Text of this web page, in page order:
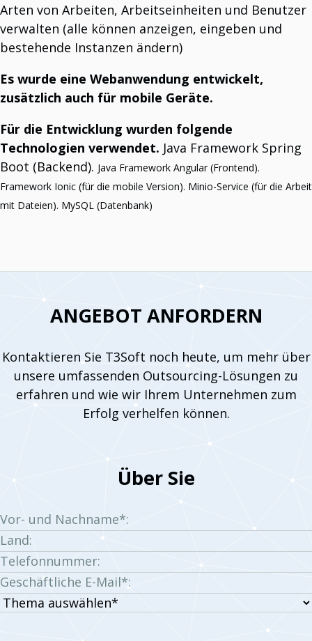
OTHER
T3 CB
T3 GM
Torverwaltungssoftware
T3 Fieldwork Monitoring
Betreiben Sie Ihr Museum mit nur einem Klick.
T3Soft Smart Systems
Entdecken Sie die Welt der Smart-System-Lösungen.
Künstliche Intelligenz
Transformieren Sie Ihr Unternehmen mit den KI-Lösungen von T3Soft.
T3 Gebäude
Ihr Tool für Immobilienverwaltung.
T3 WiFi Manager
Arten von Arbeiten, Arbeitseinheiten und Benutzer
verwalten (alle können anzeigen, eingeben und
bestehende Instanzen ändern)
Es wurde eine Webanwendung entwickelt,
zusätzlich auch für mobile Geräte.
Für die Entwicklung wurden folgende
Technologien verwendet. Java Framework Spring
Boot (Backend). Java Framework Angular (Frontend).
Framework Ionic (für die mobile Version). Minio-Service (für die Arbeit
mit Dateien). MySQL (Datenbank)
ANGEBOT ANFORDERN
Kontaktieren Sie T3Soft noch heute, um mehr über
unsere umfassenden Outsourcing-Lösungen zu
erfahren und wie wir Ihrem Unternehmen zum
Erfolg verhelfen können.
Über Sie
Vor- und Nachname*:
Land:
Telefonnummer:
Geschäftliche E-Mail*:
Thema